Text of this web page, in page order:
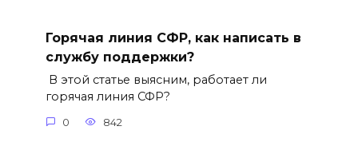
Горячая линия СФР, как написать в
службу поддержки?
В этой статье выясним, работает ли
горячая линия СФР?
0 842